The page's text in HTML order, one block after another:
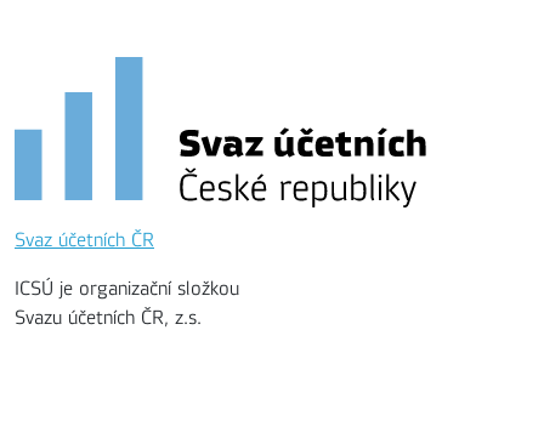
Svaz účetních ČR
ICSÚ je organizační složkou
Svazu účetních ČR, z.s.